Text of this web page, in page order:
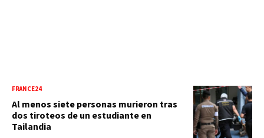
FRANCE24
Al menos siete personas murieron tras
dos tiroteos de un estudiante en
Tailandia